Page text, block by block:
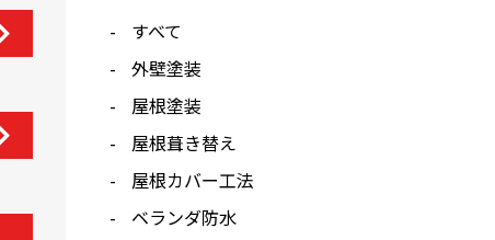
すべて
外壁塗装
屋根塗装
屋根葺き替え
屋根カバー工法
ベランダ防水